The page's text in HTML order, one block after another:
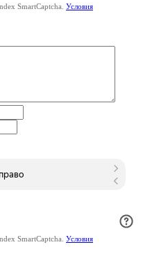
SmartCaptcha. Условия
SmartCaptcha. Условия